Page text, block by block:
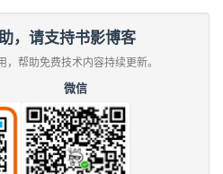
，请支持书影博客
帮助免费技术内容持续更新。
微信